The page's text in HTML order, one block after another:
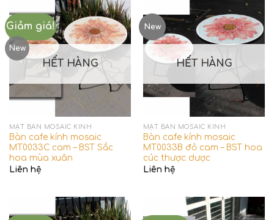
Giảm giá!
New
HẾT HÀNG
MẶT BÀN MOSAIC KÍNH
Bàn cafe kính mosaic
MT0033C cam – BST Sắc
hoa mùa xuân
Liên hệ
New
HẾT HÀNG
MẶT BÀN MOSAIC KÍNH
Bàn cafe kính mosaic
MT0033B đỏ cam – BST hoa
cúc thược dược
Liên hệ